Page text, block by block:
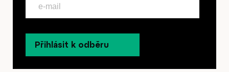
Přihlásit k odběru